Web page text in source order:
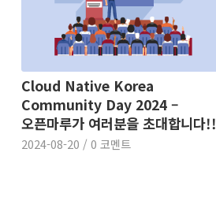
Cloud Native Korea
Community Day 2024 –
오픈마루가 여러분을 초대합니다!!
2024-08-20 / 0 코멘트